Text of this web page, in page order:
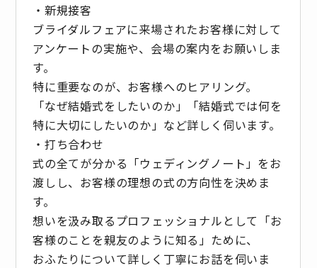
・新規接客
ブライダルフェアに来場されたお客様に対して
アンケートの実施や、会場の案内をお願いしま
す。
特に重要なのが、お客様へのヒアリング。
「なぜ結婚式をしたいのか」「結婚式では何を
特に大切にしたいのか」など詳しく伺います。
・打ち合わせ
式の全てが分かる「ウェディングノート」をお
渡しし、お客様の理想の式の方向性を決めま
す。
想いを汲み取るプロフェッショナルとして「お
客様のことを親友のように知る」ために、
おふたりについて詳しく丁寧にお話を伺いま